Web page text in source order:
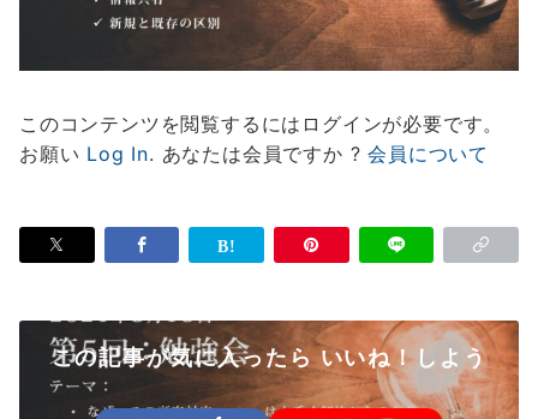
このコンテンツを閲覧するにはログインが必要です。
お願い Log In. あなたは会員ですか ?会員について
この記事が気に入ったら いいね！しよう